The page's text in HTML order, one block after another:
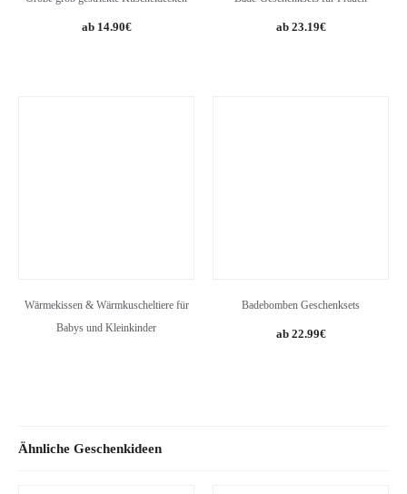
14.90€
Original
23.19€Current
Wärmekissen & Wärmkuscheltiere für
Babys und Kleinkinder
Badebomben Geschenksets
Original
22.99€Current
Ähnliche Geschenkideen